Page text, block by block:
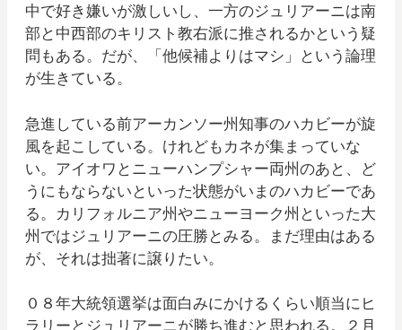
中で好き嫌いが激しいし、一方のジュリアーニは南
部と中西部のキリスト教右派に推されるかという疑
問もある。だが、「他候補よりはマシ」という論理
が生きている。
急進している前アーカンソー州知事のハカビーが旋
風を起こしている。けれどもカネが集まっていな
い。アイオワとニューハンプシャー両州のあと、ど
うにもならないといった状態がいまのハカビーであ
る。カリフォルニア州やニューヨーク州といった大
州ではジュリアーニの圧勝とみる。まだ理由はある
が、それは拙著に譲りたい。
０８年大統領選挙は面白みにかけるくらい順当にヒ
ラリーとジュリアーニが勝ち進むと思われる。２月